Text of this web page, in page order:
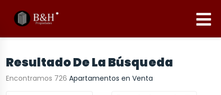
Resultado De La Búsqueda
Encontramos 726 Apartamentos en Venta